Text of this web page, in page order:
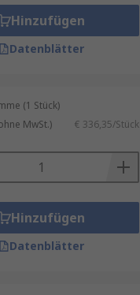
Hinzufügen
Datenblätter
(1 Stück)
MwSt.) € 336,35/Stück
Hinzufügen
Datenblätter